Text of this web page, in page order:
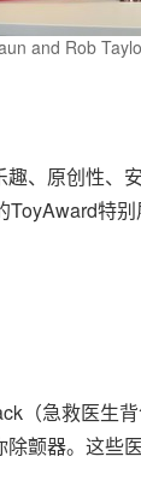
and Rob
、原创性、
特
（急救医
颤器。这些